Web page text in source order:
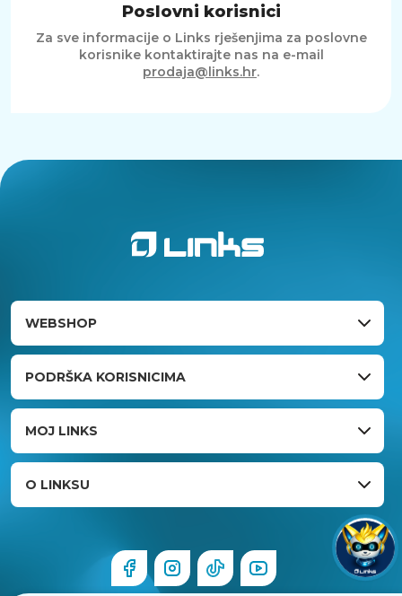
Poslovni korisnici
Za sve informacije o Links rješenjima za poslovne
korisnike kontaktirajte nas na e-mail
prodaja@links.hr.
WEBSHOP
PODRŠKA KORISNICIMA
MOJ LINKS
O LINKSU